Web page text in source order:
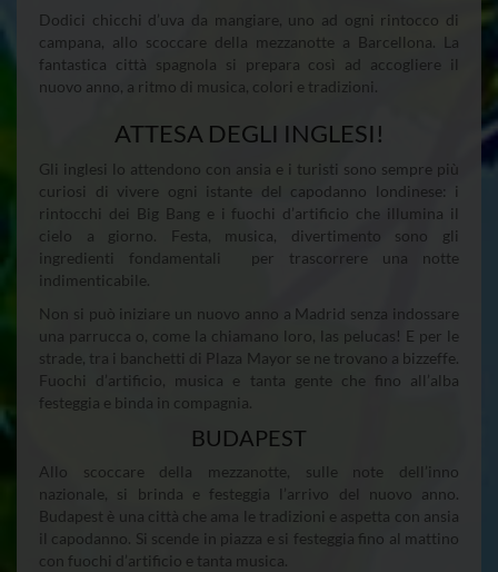
Dodici chicchi d’uva da mangiare, uno ad ogni rintocco di
campana, allo scoccare della mezzanotte a Barcellona. La
fantastica città spagnola si prepara così ad accogliere il
nuovo anno, a ritmo di musica, colori e tradizioni.
ATTESA DEGLI INGLESI!
Gli inglesi lo attendono con ansia e i turisti sono sempre più
curiosi di vivere ogni istante del capodanno londinese: i
rintocchi dei Big Bang e i fuochi d’artificio che illumina il
cielo a giorno. Festa, musica, divertimento sono gli
ingredienti fondamentali per trascorrere una notte
indimenticabile.
Non si può iniziare un nuovo anno a Madrid senza indossare
una parrucca o, come la chiamano loro, las pelucas! E per le
strade, tra i banchetti di Plaza Mayor se ne trovano a bizzeffe.
Fuochi d’artificio, musica e tanta gente che fino all’alba
festeggia e binda in compagnia.
BUDAPEST
Allo scoccare della mezzanotte, sulle note dell’inno
nazionale, si brinda e festeggia l’arrivo del nuovo anno.
Budapest è una città che ama le tradizioni e aspetta con ansia
il capodanno. Si scende in piazza e si festeggia fino al mattino
con fuochi d’artificio e tanta musica.